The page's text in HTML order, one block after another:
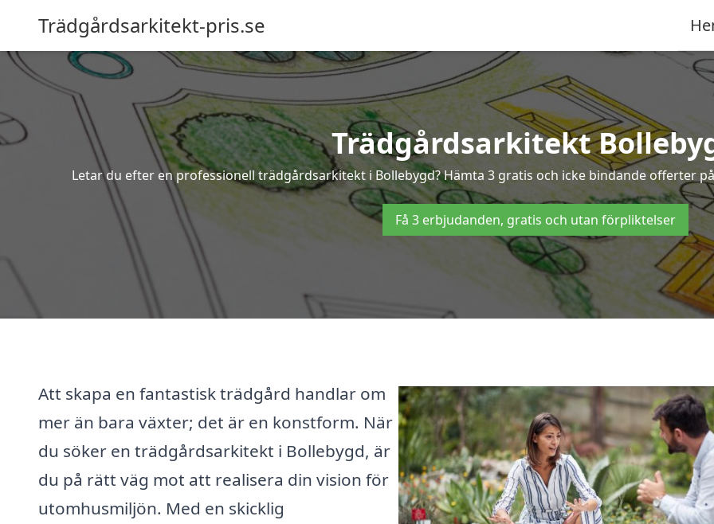
Trädgårdsarkitekt-pris.se
Trädgårdsarkitekt
Letar du efter en professionell trädgårdsarkitekt i Bollebygd? Hämta 3 gratis och icke bindande offerter
Få 3 erbjudanden, gratis och utan förpliktelser
Att skapa en fantastisk trädgård handlar om
mer än bara växter; det är en konstform. När
du söker en trädgårdsarkitekt i Bollebygd, är
du på rätt väg mot att realisera din vision för
utomhusmiljön. Med en skicklig